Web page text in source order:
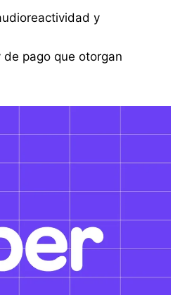
y
pago que otorgan